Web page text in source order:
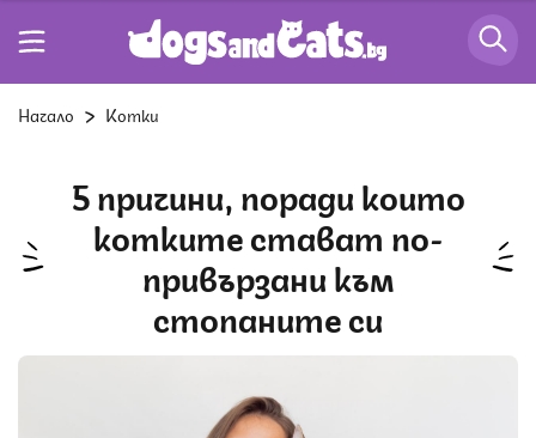
Начало Котки
5 причини, поради които
котките стават по-
привързани към
стопаните си